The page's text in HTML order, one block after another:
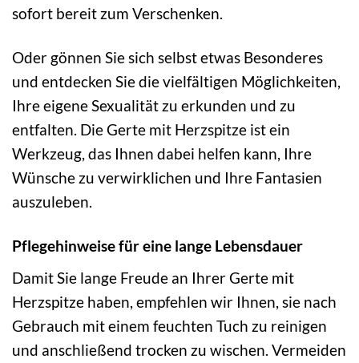
sofort bereit zum Verschenken.
Oder gönnen Sie sich selbst etwas Besonderes
und entdecken Sie die vielfältigen Möglichkeiten,
Ihre eigene Sexualität zu erkunden und zu
entfalten. Die Gerte mit Herzspitze ist ein
Werkzeug, das Ihnen dabei helfen kann, Ihre
Wünsche zu verwirklichen und Ihre Fantasien
auszuleben.
Pflegehinweise für eine lange Lebensdauer
Damit Sie lange Freude an Ihrer Gerte mit
Herzspitze haben, empfehlen wir Ihnen, sie nach
Gebrauch mit einem feuchten Tuch zu reinigen
und anschließend trocken zu wischen. Vermeiden